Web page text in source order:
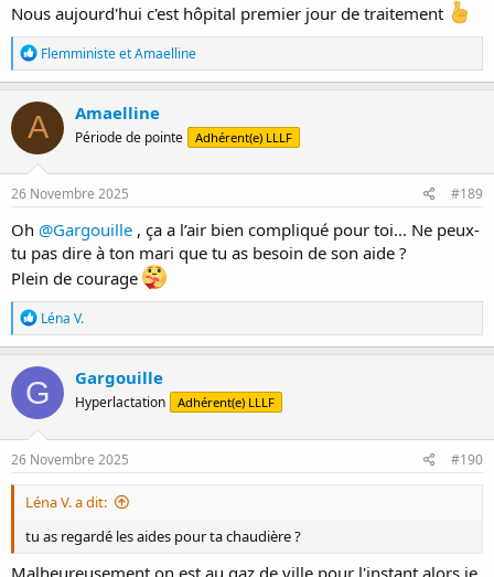
Nous aujourd'hui c'est hôpital premier jour de traitement
R
é
a
c
t
o
n
s
FlemministeetAmaelline
A Amaelline
Période de pointe Adhérent(e) LLLF
26 Novembre 2025 #189
Oh @Gargouille , ça a l’air bien compliqué pour toi... Ne peux-
tu pas dire à ton mari que tu as besoin de son aide ?
Plein de courage
R
é
a
c
t
i
o
n
s
Léna V.
G Gargouille
Hyperlactation Adhérent(e) LLLF
26 Novembre 2025 #190
Léna V. a dit:
tu as regardé les aides pour ta chaudière ?
Malheureusement on est au gaz de ville pour l'instant alors je